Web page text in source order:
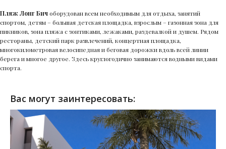
Пляж Лонг Бичоборудован всем необходимым для отдыха, занятий
спортом, детям – большая детская площадка, взрослым – газонная зона для
пикников, зона пляжа с зонтиками, лежаками, раздевалкой и душем. Рядом
рестораны, детский парк развлечений, концертная площадка,
многокилометровая велосипедная и беговая дорожки вдоль всей линии
берега и многое другое. Здесь круглогодично занимаются водными видами
спорта.
Вас могут заинтересовать: